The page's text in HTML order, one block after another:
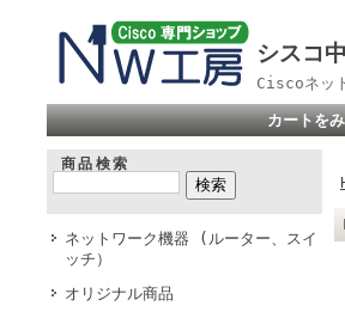
シスコ
Ciscoネッ
カートを
商品検索
ネットワーク機器 (ルーター、スイ
ッチ）
オリジナル商品